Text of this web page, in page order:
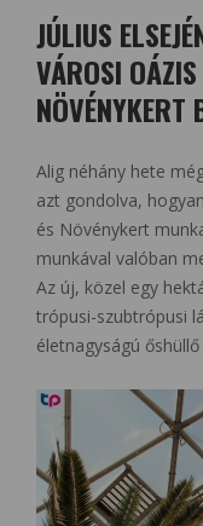
JÚLIUS
VÁROSI
NÖVÉNYKERT
Alig néhány hete
azt gondolva,
és Növénykert
munkával valóban
Az új, közel egy
trópusi-szubtrópusi
életnagyságú